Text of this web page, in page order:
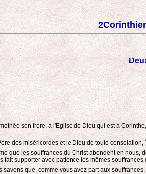
son frère, à l'Eglise de Dieu qui est à
des miséricordes et le Dieu de toute consolation,
que les souffrances du Christ abondent en nous,
fait supporter avec patience les mêmes
que, comme vous avez part aux